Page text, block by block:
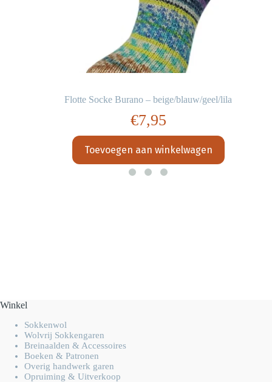
Flotte Socke Burano – beige/blauw/geel/lila
€7,95
Toevoegen aan winkelwagen
Winkel
Sokkenwol
Wolvrij Sokkengaren
Breinaalden & Accessoires
Boeken & Patronen
Overig handwerk garen
Opruiming & Uitverkoop